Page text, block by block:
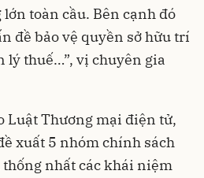
toàn cầu. Bên cạnh đó
đề bảo vệ quyền sở hữu trí
lý thuế…”, vị chuyên gia
Luật Thương mại điện tử,
xuất 5 nhóm chính sách
thống nhất các khái niệm